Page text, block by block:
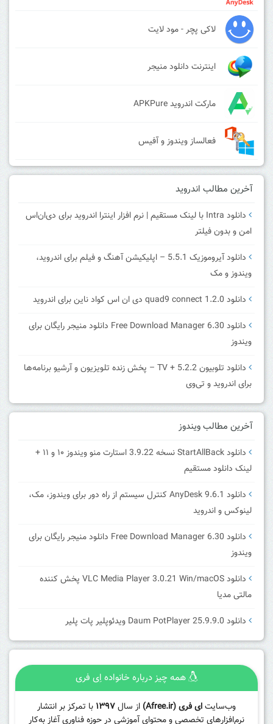
لاکی پچر - مود لایت
اینترنت دانلود منیجر
مارکت اندروید APKPure
فعالساز ویندوز و آفیس
آخرین مطالب اندروید
دانلود Intra با لینک مستقیم | نرم افزار اینترا اندروید برای دی‌ان‌اس
امن و بدون فیلتر
دانلود آیروموزیک 5.5.1 – اپلیکیشن آهنگ و فیلم برای اندروید،
ویندوز و مک
دانلود quad9 connect 1.2.0 دی ان اس کواد ناین برای اندروید
دانلود Free Download Manager 6.30 دانلود منیجر رایگان برای
ویندوز
دانلود تلوبیون 5.2.2 + TV – پخش زنده تلویزیون و آرشیو برنامه‌ها
برای اندروید و تی‌وی
آخرین مطالب ویندوز
دانلود StartAllBack نسخه 3.9.22 استارت منو ویندوز ۱۰ و ۱۱ +
لینک دانلود مستقیم
دانلود AnyDesk 9.6.1 کنترل سیستم از راه دور برای ویندوز، مک،
لینوکس و اندروید
دانلود Free Download Manager 6.30 دانلود منیجر رایگان برای
ویندوز
دانلود VLC Media Player 3.0.21 Win/macOS پخش کننده
مالتی مدیا
دانلود Daum PotPlayer 25.9.9.0 ویدئوپلیر پات پلیر
همه چیز درباره خانواده اِی فری
وب‌سایتای فری (Afree.ir) از سال۱۳۹۷ با تمرکز بر انتشار
نرم‌افزارهای تخصصی و محتوای آموزشی در حوزه فناوری آغاز به‌کار